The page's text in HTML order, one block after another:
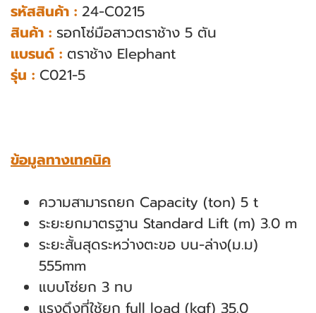
รหัสสินค้า : 24-C0215
สินค้า : รอกโซ่มือสาวตราช้าง 5 ตัน
แบรนด์ : ตราช้าง Elephant
รุ่น : C021-5
ข้อมูลทางเทคนิค
ความสามารถยก Capacity (ton) 5 t
ระยะยกมาตรฐาน Standard Lift (m) 3.0 m
ระยะสั้นสุดระหว่างตะขอ บน-ล่าง(ม.ม)
555mm
แบบโซ่ยก 3 ทบ
แรงดึงที่ใช้ยก full load (kgf) 35.0